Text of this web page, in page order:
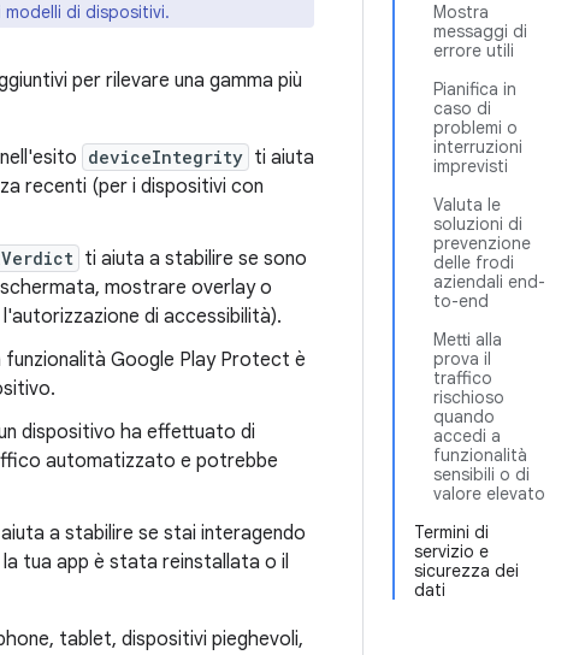
Mostra
messaggi di
errore utili
Pianifica in
caso di
problemi o
interruzioni
imprevisti
Valuta le
soluzioni di
prevenzione
delle frodi
aziendali end-
to-end
Metti alla
prova il
traffico
rischioso
quando
accedi a
funzionalità
sensibili o di
valore elevato
Termini di
servizio e
sicurezza dei
dati
di dispositivi.
per rilevare una gamma più
nell'esito deviceIntegrity ti aiuta
recenti (per i dispositivi con
ti aiuta a stabilire se sono
mostrare overlay o
di accessibilità).
Google Play Protect è
dispositivo ha effettuato di
automatizzato e potrebbe
a stabilire se stai interagendo
tua app è stata reinstallata o il
tablet, dispositivi pieghevoli,